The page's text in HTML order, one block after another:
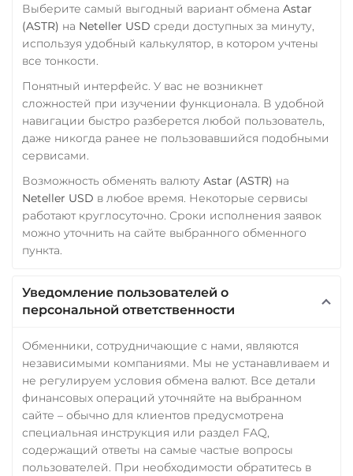
Zcash (ZEC)
Zilliqa (ZIL)
Выберите самый выгодный вариант обмена Astar
(ASTR) на Neteller USD среди доступных за минуту,
используя удобный калькулятор, в котором учтены
все тонкости.
Понятный интерфейс. У вас не возникнет
сложностей при изучении функционала. В удобной
навигации быстро разберется любой пользователь,
даже никогда ранее не пользовавшийся подобными
сервисами.
Возможность обменять валюту Astar (ASTR) на
Neteller USD в любое время. Некоторые сервисы
работают круглосуточно. Сроки исполнения заявок
можно уточнить на сайте выбранного обменного
пункта.
Уведомление пользователей о
персональной ответственности
Обменники, сотрудничающие с нами, являются
независимыми компаниями. Мы не устанавливаем и
не регулируем условия обмена валют. Все детали
финансовых операций уточняйте на выбранном
сайте – обычно для клиентов предусмотрена
специальная инструкция или раздел FAQ,
содержащий ответы на самые частые вопросы
пользователей. При необходимости обратитесь в